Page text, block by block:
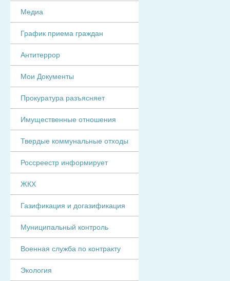
Медиа
График приема граждан
Антитеррор
Мои Документы
Прокуратура разъясняет
Имущественные отношения
Твердые коммунальные отходы
Россреестр информирует
ЖКХ
Газификация и догазификация
Муниципальный контроль
Военная служба по контракту
Экология